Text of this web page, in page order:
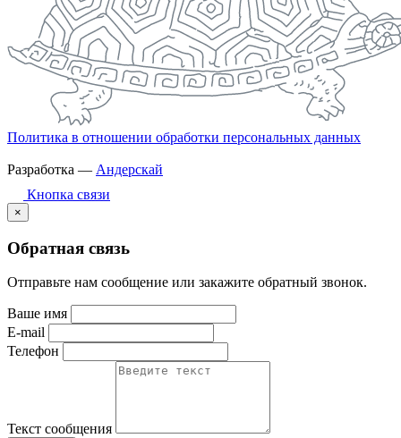
Политика в отношении обработки персональных данных
Разработка — Андерскай
Кнопка связи
×
Обратная связь
Отправьте нам сообщение или закажите обратный звонок.
Ваше имя
E-mail
Телефон
Текст сообщения